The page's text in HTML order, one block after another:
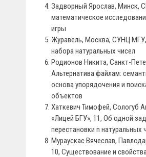
Задворный Ярослав, Минск,
математическое
игры
Журавель, Москва, СУНЦ
набора натуральных чисел
Родионов Никита, Санкт-
Альтернатива файлам:
основа упорядочения и
объектов
Хаткевич Тимофей, Сологуб
«Лицей БГУ», 11, Об одной
перестановки n натуральных
Мураускас Вячеслав,
10, Существование и